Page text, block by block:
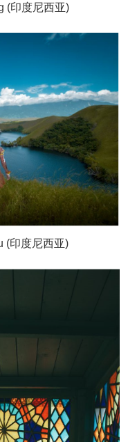
(印度尼西亚)
(印度尼西亚)